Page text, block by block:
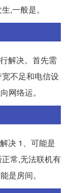
,一般是。
解决。首先需
不足和电信设
网络运。
决 1、可能是
常,无法联机有
是房间。